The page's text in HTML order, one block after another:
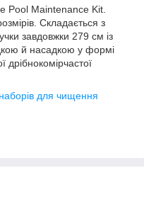
Pool Maintenance Kit.
Складається з
завдовжки 279 см із
й насадкою у формі
дрібнокомірчастої
наборів для чищення